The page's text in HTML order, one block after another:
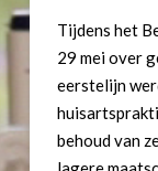
Tijdens het
29 mei over
eerstelijn
behoud van